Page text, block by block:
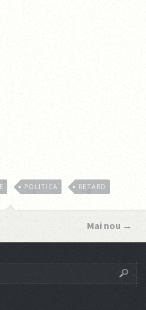
POLITICA RETARD
Mai nou →